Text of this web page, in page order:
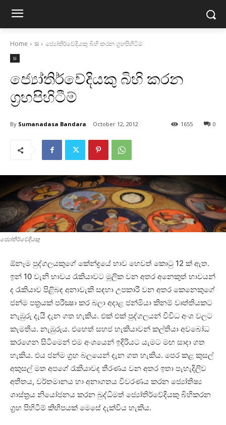
Home si ජ්‍යෝතිර්වේදියකු බිහි කරන ග්‍රහපිහිටීම්
si
ජ්‍යෝතිර්වේදියකු බිහි කරන
ග්‍රහපිහිටීම්
By Sumanadasa Bandara October 12, 2012 0
1655
ජ්‍යෝතිර්වේදියකු
ඕනෑම පුද්ගලයකුගේ කේන්ද්‍රයේ භාව හෙවත් කොටු 12 ක්‌ ඇත.
ඉන් 10 වැනි භාවය රැකියාවට මූලික වන අතර අනෙකුත් භාවයන්
ද රැකියාව පිළිබඳ අනාවැකි සඳහා උපකාරී වන අතර කෙනෙකුගේ
ජන්ම පත්‍රයක්‌ පරීක්‍ෂා කර බලා අදාළ ජන්මියා කිනම් වෘත්තියකට
නැඹුරු දැයි දැන ගත හැකිය. එක්‌ එක්‌ පුද්ගලයන් විවිධ අංශ වලට
කැමතිය. නැඹුරුය. එහෙත් සහජ හැකියාවන් කල්තියා අවබෝධ
කරගෙන සිටීමෙන් එම අංශයෙන් ඉදිරියට යැමට මඟ සාදා ගත
හැකිය. එය ජන්ම ග්‍රහ බලයෙන් දැන ගත හැකිය. පෙර කළ කුසල්
අකුසල් මත අපගේ රැකියාවද තීරණය වන අතර ඉතා පැහැදිලිව
අතීතය, වර්තමානය හා අනාගතය විවරණය කරන ජ්‍යෝතිෂ්‍ය
ශාස්‌ත්‍රය නියෝජනය කරන බුද්ධිමත් ජ්‍යෝතිර්වේදියකු බිහිකරන
ග්‍රහ පිහිටීම් කිහිපයක්‌ මෙසේ දැක්‌විය හැකිය.